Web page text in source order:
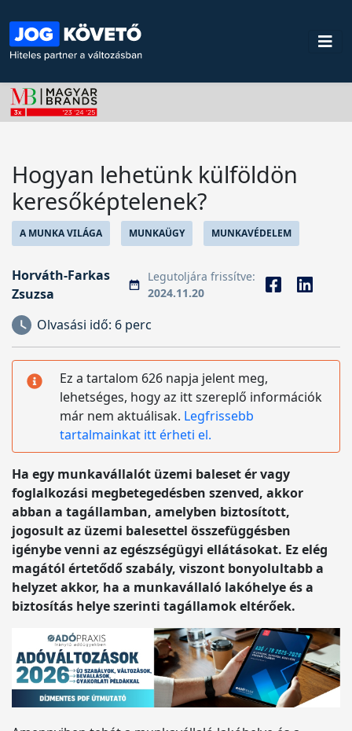
Hogyan lehetünk külföldön
keresőképtelenek?
A MUNKA VILÁGA MUNKAÜGY MUNKAVÉDELEM
Horváth-Farkas
Zsuzsa
Legutoljára frissítve:
2024.11.20
Olvasási idő: 6 perc
Ez a tartalom 626 napja jelent meg,
lehetséges, hogy az itt szereplő információk
már nem aktuálisak. Legfrissebb
tartalmainkat itt érheti el.
Ha egy munkavállalót üzemi baleset ér vagy
foglalkozási megbetegedésben szenved, akkor
abban a tagállamban, amelyben biztosított,
jogosult az üzemi balesettel összefüggésben
igénybe venni az egészségügyi ellátásokat. Ez elég
magától értetődő szabály, viszont bonyolultabb a
helyzet akkor, ha a munkavállaló lakóhelye és a
biztosítás helye szerinti tagállamok eltérőek.